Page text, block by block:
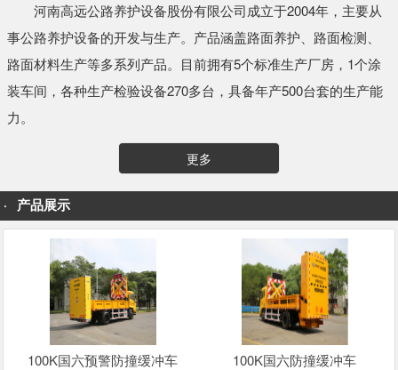
河南高远公路养护设备股份有限公司成立于2004年，主要从
事公路养护设备的开发与生产。产品涵盖路面养护、路面检测、
路面材料生产等多系列产品。目前拥有5个标准生产厂房，1个涂
装车间，各种生产检验设备270多台，具备年产500台套的生产能
力。
更多
产品展示
100K国六预警防撞缓冲车 100K国六防撞缓冲车